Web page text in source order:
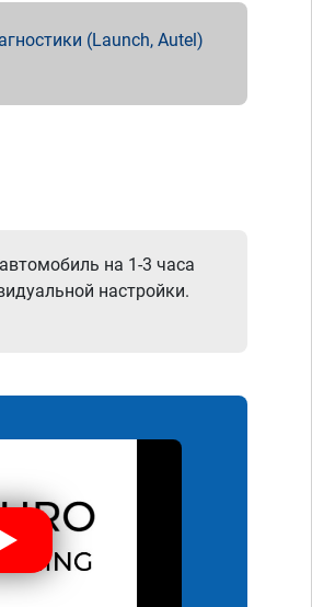
(Launch, Autel)
на 1-3 часа
настройки.